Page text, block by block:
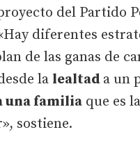
del Partido
diferentes
de las ganas de
la lealtad a un
una familia que es
sostiene.